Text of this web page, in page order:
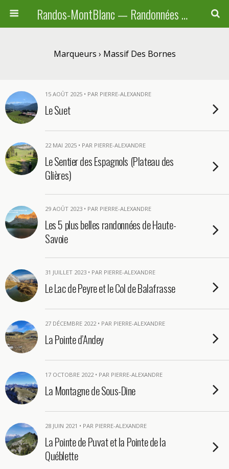
Randos-MontBlanc — Randonnées pédestres familiales en Haute-Savoie, Suisse et Italie
Marqueurs › Massif Des Bornes
15 AOÛT 2025 • PAR PIERRE-ALEXANDRE
Le Suet
22 MAI 2025 • PAR PIERRE-ALEXANDRE
Le Sentier des Espagnols (Plateau des
Glières)
29 AOÛT 2023 • PAR PIERRE-ALEXANDRE
Les 5 plus belles randonnées de Haute-
Savoie
31 JUILLET 2023 • PAR PIERRE-ALEXANDRE
Le Lac de Peyre et le Col de Balafrasse
27 DÉCEMBRE 2022 • PAR PIERRE-ALEXANDRE
La Pointe d’Andey
17 OCTOBRE 2022 • PAR PIERRE-ALEXANDRE
La Montagne de Sous-Dine
28 JUIN 2021 • PAR PIERRE-ALEXANDRE
La Pointe de Puvat et la Pointe de la
Québlette